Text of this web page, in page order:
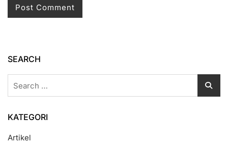
SEARCH
KATEGORI
Artikel